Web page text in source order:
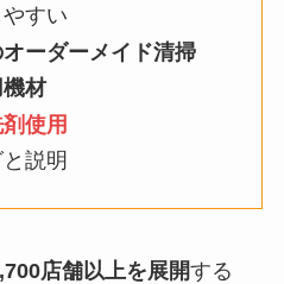
すい
ーダーメイド清掃
材
使用
説明
店舗以上を展開する